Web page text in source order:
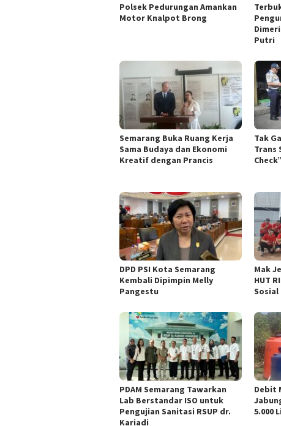
Polsek Pedurungan Amankan
Motor Knalpot Brong
Putri
Semarang Buka Ruang Kerja
Sama Budaya dan Ekonomi
Kreatif dengan Prancis
Tak
Trans
DPD PSI Kota Semarang
Kembali Dipimpin Melly
Pangestu
Mak
HUT
Sosial
PDAM Semarang Tawarkan
Lab Berstandar ISO untuk
Pengujian Sanitasi RSUP dr.
Kariadi
Debit
5.000